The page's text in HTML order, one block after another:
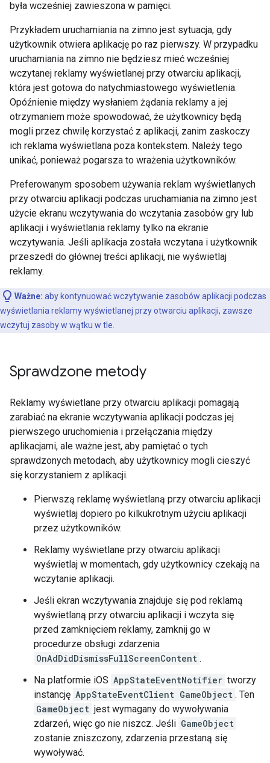
była wcześniej zawieszona w pamięci.
Przykładem uruchamiania na zimno jest sytuacja, gdy
użytkownik otwiera aplikację po raz pierwszy. W przypadku
uruchamiania na zimno nie będziesz mieć wcześniej
wczytanej reklamy wyświetlanej przy otwarciu aplikacji,
która jest gotowa do natychmiastowego wyświetlenia.
Opóźnienie między wysłaniem żądania reklamy a jej
otrzymaniem może spowodować, że użytkownicy będą
mogli przez chwilę korzystać z aplikacji, zanim zaskoczy
ich reklama wyświetlana poza kontekstem. Należy tego
unikać, ponieważ pogarsza to wrażenia użytkowników.
Preferowanym sposobem używania reklam wyświetlanych
przy otwarciu aplikacji podczas uruchamiania na zimno jest
użycie ekranu wczytywania do wczytania zasobów gry lub
aplikacji i wyświetlania reklamy tylko na ekranie
wczytywania. Jeśli aplikacja została wczytana i użytkownik
przeszedł do głównej treści aplikacji, nie wyświetlaj
reklamy.
Ważne: aby kontynuować wczytywanie zasobów aplikacji podczas
wyświetlania reklamy wyświetlanej przy otwarciu aplikacji, zawsze
wczytuj zasoby w wątku w tle.
Sprawdzone metody
Reklamy wyświetlane przy otwarciu aplikacji pomagają
zarabiać na ekranie wczytywania aplikacji podczas jej
pierwszego uruchomienia i przełączania między
aplikacjami, ale ważne jest, aby pamiętać o tych
sprawdzonych metodach, aby użytkownicy mogli cieszyć
się korzystaniem z aplikacji.
Pierwszą reklamę wyświetlaną przy otwarciu aplikacji
wyświetlaj dopiero po kilkukrotnym użyciu aplikacji
przez użytkowników.
Reklamy wyświetlane przy otwarciu aplikacji
wyświetlaj w momentach, gdy użytkownicy czekają na
wczytanie aplikacji.
Jeśli ekran wczytywania znajduje się pod reklamą
wyświetlaną przy otwarciu aplikacji i wczyta się
przed zamknięciem reklamy, zamknij go w
procedurze obsługi zdarzenia
OnAdDidDismissFullScreenContent .
Na platformie iOS AppStateEventNotifier tworzy
instancję AppStateEventClient GameObject . Ten
GameObject jest wymagany do wywoływania
zdarzeń, więc go nie niszcz. Jeśli GameObject
zostanie zniszczony, zdarzenia przestaną się
wywoływać.